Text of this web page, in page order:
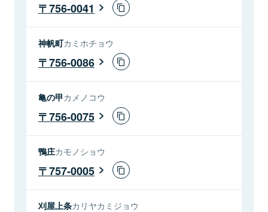
756-0041
神帆町カミホチョウ
756-0086
亀の甲カメノコウ
756-0075
鴨庄カモノショウ
757-0005
刈屋上条カリヤカミジョウ